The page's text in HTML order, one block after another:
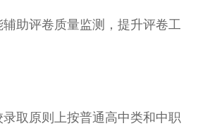
助评卷质量监测，提升评卷工
取原则上按普通高中类和中职